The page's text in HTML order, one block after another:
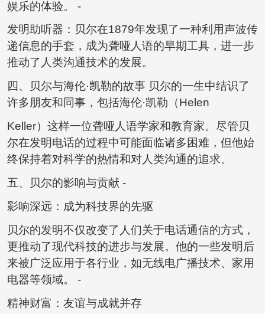
娱乐的体验。 -
发明助听器：贝尔在1879年发现了一种利用声波传
递信息的手套，成为聋哑人语的早期工具，进一步
推动了人类沟通技术的发展。
四、贝尔与海伦·凯勒的故事 贝尔的一生中结识了
许多朋友和同事，包括海伦·凯勒（Helen
Keller）这样一位聋哑人语学家和教育家。尽管贝
尔在发明电话的过程中可能面临诸多困难，但他始
终保持着对科学的热情和对人类沟通的追求。
五、贝尔的影响与贡献 -
影响深远：成为科技界的先驱
贝尔的发明不仅改变了人们关于电话通信的方式，
更推动了现代科技的进步与发展。他的一些发明后
来被广泛应用于各行业，如无线电广播技术、家用
电器等领域。 -
精神财富：友谊与成就并存